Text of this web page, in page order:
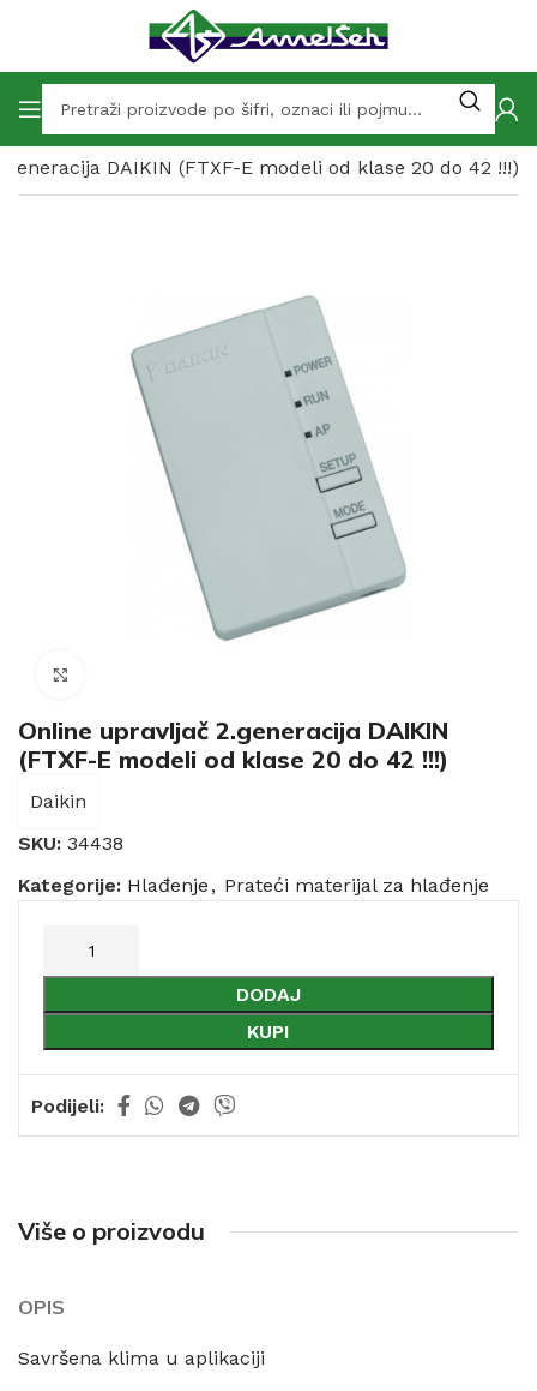
DAIKIN (FTXF-E modeli od klase 20 do 42 !!!)
Online upravljač 2.generacija DAIKIN
(FTXF-E modeli od klase 20 do 42 !!!)
Daikin
SKU: 34438
Kategorije: Hlađenje , Prateći materijal za hlađenje
DODAJ
KUPI
Podijeli:
Više o proizvodu
OPIS
Savršena klima u aplikaciji